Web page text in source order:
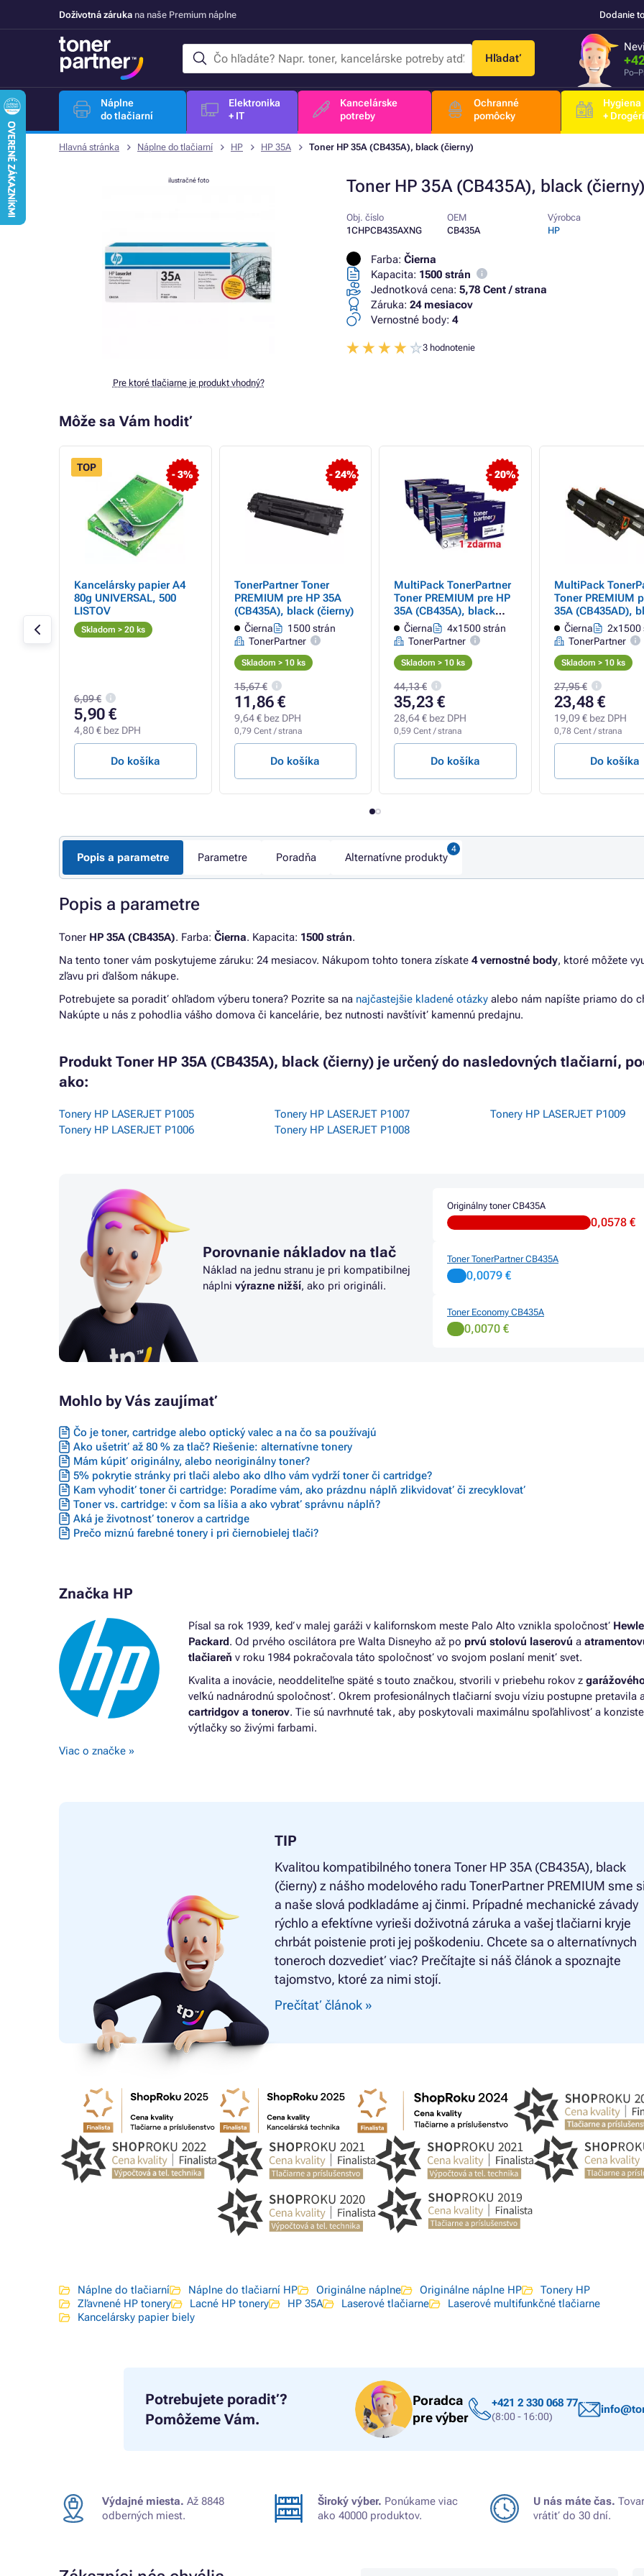
Doživotná záruka na naše Premium náplne Dodanie
Hľadať
Náplne
do tlačiarní
Elektronika
+ IT
Kancelárske
potreby
Ochranné
pomôcky
Hygiena
+
Hlavná stránka Náplne do tlačiarní HP HP 35A Toner HP 35A (CB435A), black (čierny)
Toner HP 35A (CB435A), black (čierny)
ilustračné foto
Pre ktoré tlačiarne je produkt vhodný?
Obj. číslo
1CHPCB435AXNG
OEM
CB435A
Výrobca
HP
Farba: Čierna
Kapacita: 1500 strán
Jednotková cena: 5,78 Cent / strana
Záruka: 24 mesiacov
Vernostné body: 4
3 hodnotenie
Môže sa Vám hodiť
- 3%
TOP
Kancelársky papier A4
80g UNIVERSAL, 500
LISTOV
Skladom > 20 ks
6,09 €
5,90 €
4,80 € bez DPH
Do košíka
- 24%
TonerPartner Toner
PREMIUM pre HP 35A
(CB435A), black (čierny)
Čierna
1500 strán
TonerPartner
Skladom > 10 ks
15,67 €
11,86 €
9,64 € bez DPH
0,79 Cent / strana
Do košíka
- 20%
MultiPack TonerPartner
Toner PREMIUM pre HP
35A (CB435A), black
(čierny) 3+1 ZDARMA
Čierna
4x1500 strán
TonerPartner
Skladom > 10 ks
44,13 €
35,23 €
28,64 € bez DPH
0,59 Cent / strana
Do košíka
MultiPack
Toner PREMIUM
35A (CB435AD),
(čierny)
Čierna
2x1500
TonerPartner
Skladom > 10 ks
27,95 €
23,48 €
19,09 € bez DPH
0,78 Cent / strana
Do košíka
Popis a parametre Parametre Poradňa Alternatívne produkty
Popis a parametre
Toner HP 35A (CB435A). Farba: Čierna. Kapacita: 1500 strán.
Na tento toner vám poskytujeme záruku: 24 mesiacov. Nákupom tohto tonera získate 4 vernostné body, ktoré môžete
zľavu pri ďalšom nákupe.
Potrebujete sa poradiť ohľadom výberu tonera? Pozrite sa na najčastejšie kladené otázky alebo nám napíšte priamo do
Nakúpte u nás z pohodlia vášho domova či kancelárie, bez nutnosti navštíviť kamennú predajnu.
Produkt Toner HP 35A (CB435A), black (čierny) je určený do nasledovných tlačiarní,
ako:
Tonery HP LASERJET P1005
Tonery HP LASERJET P1006
Tonery HP LASERJET P1007
Tonery HP LASERJET P1008
Tonery HP LASERJET P1009
Porovnanie nákladov na tlač
Náklad na jednu stranu je pri kompatibilnej
náplni výrazne nižší, ako pri origináli.
Originálny toner CB435A
0,0578 €
Toner TonerPartner CB435A
0,0079 €
Toner Economy CB435A
0,0070 €
Mohlo by Vás zaujímať
Čo je toner, cartridge alebo optický valec a na čo sa používajú
Ako ušetriť až 80 % za tlač? Riešenie: alternatívne tonery
Mám kúpiť originálny, alebo neoriginálny toner?
5% pokrytie stránky pri tlači alebo ako dlho vám vydrží toner či cartridge?
Kam vyhodiť toner či cartridge: Poradíme vám, ako prázdnu náplň zlikvidovať či zrecyklovať
Toner vs. cartridge: v čom sa líšia a ako vybrať správnu náplň?
Aká je životnosť tonerov a cartridge
Prečo miznú farebné tonery i pri čiernobielej tlači?
Značka HP
Písal sa rok 1939, keď v malej garáži v kalifornskom meste Palo Alto vznikla spoločnosť
Packard. Od prvého oscilátora pre Walta Disneyho až po prvú stolovú laserovú a
tlačiareň v roku 1984 pokračovala táto spoločnosť vo svojom poslaní meniť svet.
Kvalita a inovácie, neoddeliteľne späté s touto značkou, stvorili v priebehu rokov z
veľkú nadnárodnú spoločnosť. Okrem profesionálnych tlačiarní svoju víziu postupne pretavila
cartridgov a tonerov. Tie sú navrhnuté tak, aby poskytovali maximálnu spoľahlivosť a
výtlačky so živými farbami.
Viac o značke »
TIP
Kvalitou kompatibilného tonera Toner HP 35A (CB435A), black
(čierny) z nášho modelového radu TonerPartner PREMIUM sme
a naše slová podkladáme aj činmi. Prípadné mechanické závady
rýchlo a efektívne vyrieši doživotná záruka a vašej tlačiarni kryje
chrbát poistenie proti jej poškodeniu. Chcete sa o alternatívnych
toneroch dozvedieť viac? Prečítajte si náš článok a spoznajte
tajomstvo, ktoré za nimi stojí.
Prečítať článok »
Náplne do tlačiarní Náplne do tlačiarní HP Originálne náplne Originálne náplne HP
Tonery HP
Zľavnené HP tonery
Lacné HP tonery HP 35A Laserové tlačiarne
Laserové multifunkčné tlačiarne
Kancelársky papier biely
Potrebujete poradiť?
Pomôžeme Vám.
Poradca
pre výber
+421 2 330 068 77
(8:00 - 16:00)
Výdajné miesta. Až 8848
odberných miest.
Široký výber. Ponúkame viac
ako 40000 produktov.
U nás máte čas.
vrátiť do 30 dní.